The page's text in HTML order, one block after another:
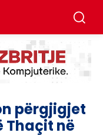
përgjigjet
Thaçit në